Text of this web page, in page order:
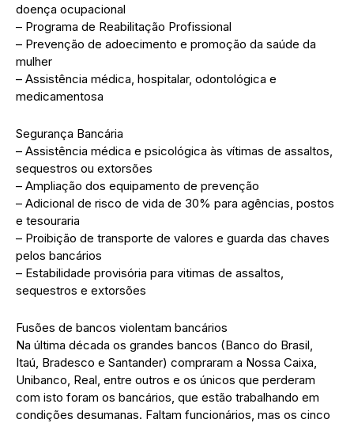
doença ocupacional
– Programa de Reabilitação Profissional
– Prevenção de adoecimento e promoção da saúde da
mulher
– Assistência médica, hospitalar, odontológica e
medicamentosa
Segurança Bancária
– Assistência médica e psicológica às vítimas de assaltos,
sequestros ou extorsões
– Ampliação dos equipamento de prevenção
– Adicional de risco de vida de 30% para agências, postos
e tesouraria
– Proibição de transporte de valores e guarda das chaves
pelos bancários
– Estabilidade provisória para vitimas de assaltos,
sequestros e extorsões
Fusões de bancos violentam bancários
Na última década os grandes bancos (Banco do Brasil,
Itaú, Bradesco e Santander) compraram a Nossa Caixa,
Unibanco, Real, entre outros e os únicos que perderam
com isto foram os bancários, que estão trabalhando em
condições desumanas. Faltam funcionários, mas os cinco